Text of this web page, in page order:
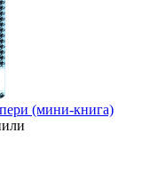
(мини-книга)